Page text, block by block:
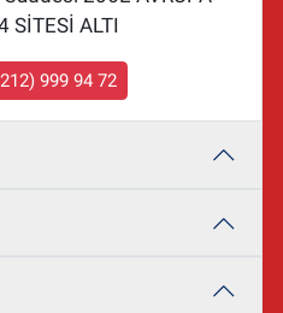
SİTESİ ALTI
999 94 72